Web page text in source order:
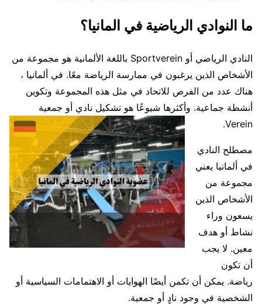
ما النوادي الرياضية في المانيا؟
النادي الرياضي أو Sportverein باللغة الألمانية هو مجموعة من
الأشخاص الذين يرغبون في ممارسة الرياضة معًا. في ألمانيا ،
هناك عدد من الفرص للاتحاد في مثل هذه المجموعة وتكوين
أنشطة جماعية. وأكثرها شيوعًا هو تشكيل نادي أو جمعية
Verein.
مصطلح النادي
في ألمانيا يعني
مجموعة من
الأشخاص الذين
يسعون وراء
نشاط أو هدف
معين. لا يجب
أن تكون
رياضة. يمكن أن تكمن أيضًا الهوايات أو الاهتمامات السياسية أو
الشخصية في وجود نادٍ أو جمعية.